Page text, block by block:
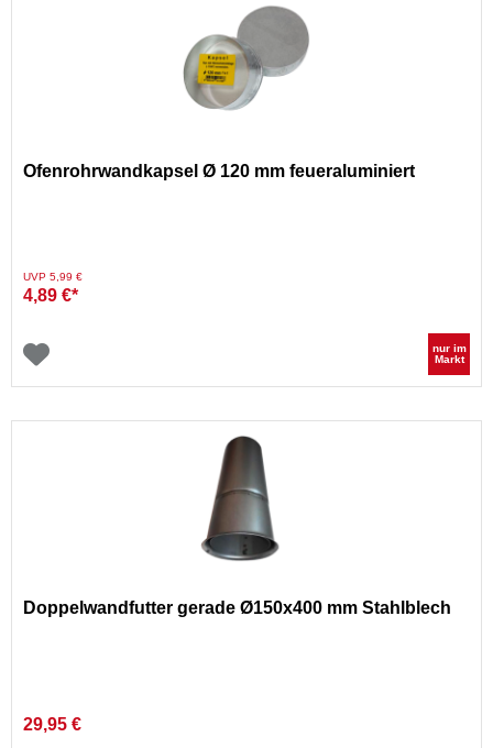
Ofenrohrwandkapsel Ø 120 mm feueraluminiert
Preis reduziert von
UVP 5,99 €auf
4,89 €*
nur im
Markt
Doppelwandfutter gerade Ø150x400 mm Stahlblech
29,95 €